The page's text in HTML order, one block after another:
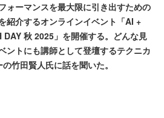
ォーマンスを最大限に引き出すための
紹介するオンラインイベント「AI +
DAY 秋 2025」を開催する。どんな見
ントにも講師として登壇するテクニカ
竹田賢人氏に話を聞いた。